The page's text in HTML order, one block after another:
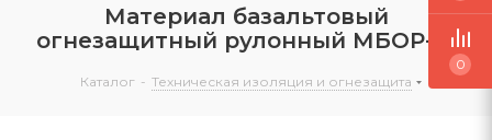
Материал базальтовый
огнезащитный рулонный МБОР-10
Каталог - Техническая изоляция и огнезащита
0